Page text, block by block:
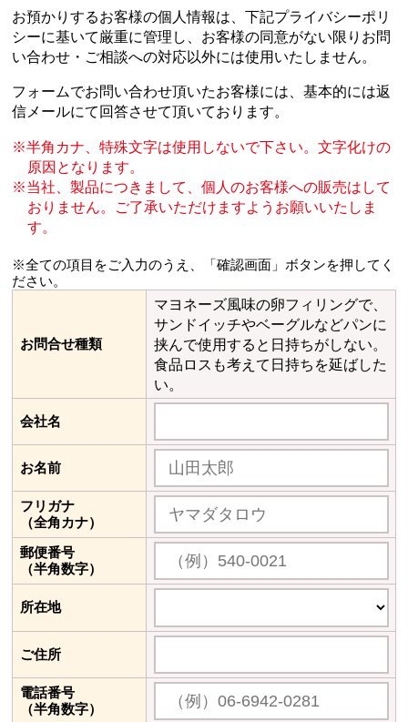
お預かりするお客様の個人情報は、下記プライバシーポリ
シーに基いて厳重に管理し、 お客様の同意がない限りお問
い合わせ・ご相談への対応以外には使用いたしません。
フォームでお問い合わせ頂いたお客様には、基本的には返
信メールにて回答させて頂いております。
半角カナ、特殊文字は使用しないで下さい。文字化けの
原因となります。
当社、製品につきまして、個人のお客様への販売はして
おりません。
ご了承いただけますようお願いいたしま
す。
※全ての項目をご入力のうえ、「確認画面」ボタンを押してく
ださい。
お問合せ種類
マヨネーズ風味の卵フィリングで、
サンドイッチやベーグルなどパンに
挟んで使用すると日持ちがしない。
食品ロスも考えて日持ちを延ばした
い。
会社名
お名前
フリガナ
（全角カナ）
郵便番号
（半角数字）
所在地
ご住所
電話番号
（半角数字）